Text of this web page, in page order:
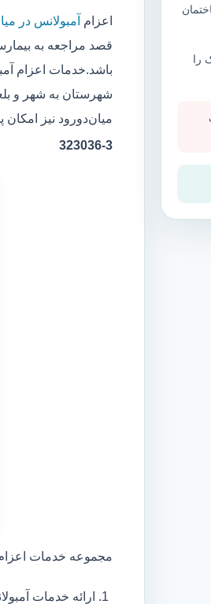
اعزام آمبولانس در
قصد مراجعه به
باشد.خدمات اعزام
شهرستان به شهر و
میان‌دورود نیز امکان
3-323036
مجموعه خدمات اعزام
ارائه خدمات
را